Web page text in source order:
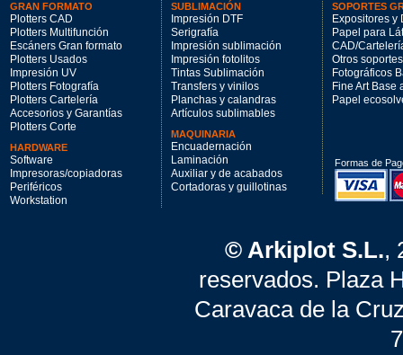
GRAN FORMATO
Plotters CAD
Plotters Multifunción
Escáners Gran formato
Plotters Usados
Impresión UV
Plotters Fotografía
Plotters Cartelería
Accesorios y Garantías
Plotters Corte
HARDWARE
Software
Impresoras/copiadoras
Periféricos
Workstation
SUBLIMACIÓN
Impresión DTF
Serigrafía
Impresión sublimación
Impresión fotolitos
Tintas Sublimación
Transfers y vinilos
Planchas y calandras
Artículos sublimables
MAQUINARIA
Encuadernación
Laminación
Auxiliar y de acabados
Cortadoras y guillotinas
SOPORTES
Expositores y
Papel para
CAD/
Otros soportes
Fotográficos
Fine Art Base
Papel
Formas de
© Arkiplot S.L.,
reservados. Plaza
Caravaca de la